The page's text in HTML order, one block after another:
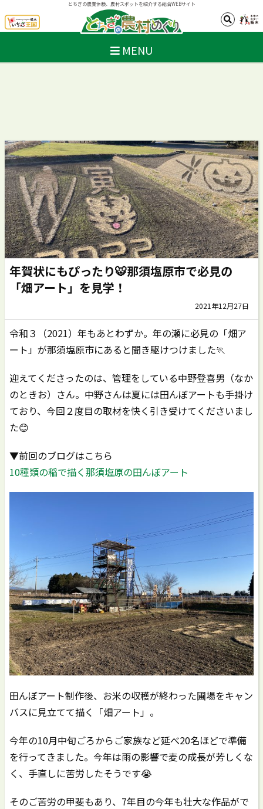
とちぎの農業体験、農村スポットを紹介する総合WEBサイト
MENU
年賀状にもぴったり🐯那須塩原市で必見の
「畑アート」を見学！
2021年12月27日
令和３（2021）年もあとわずか。年の瀬に必見の「畑ア
ート」が那須塩原市にあると聞き駆けつけました🏃
迎えてくださったのは、管理をしている中野登喜男（なか
のときお）さん。中野さんは夏には田んぼアートも手掛け
ており、今回２度目の取材を快く引き受けてくださいまし
た😊
▼前回のブログはこちら
10種類の稲で描く那須塩原の田んぼアート
田んぼアート制作後、お米の収穫が終わった圃場をキャン
バスに見立てて描く「畑アート」。
今年の10月中旬ごろからご家族など延べ20名ほどで準備
を行ってきました。今年は雨の影響で麦の成長が芳しくな
く、手直しに苦労したそうです😭
そのご苦労の甲斐もあり、7年目の今年も壮大な作品がで